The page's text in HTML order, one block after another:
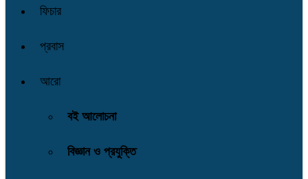
ফিচার
প্রবাস
আরো
বই আলোচনা
বিজ্ঞান ও প্রযুক্তি